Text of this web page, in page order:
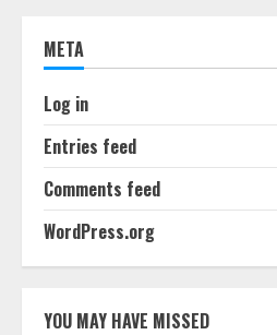
META
Log in
Entries feed
Comments feed
WordPress.org
YOU MAY HAVE MISSED